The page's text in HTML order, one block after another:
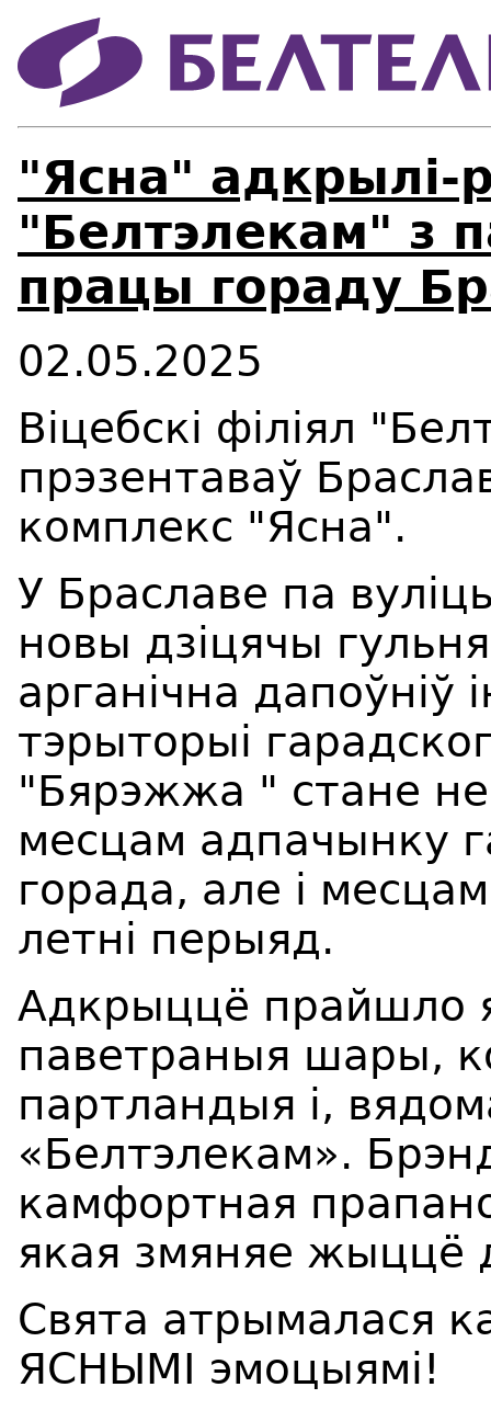
"Ясна" адкрылі-
"Белтэлекам" з
працы гораду
02.05.2025
Віцебскі філіял
прэзентаваў
комплекс "Ясна".
У Браславе па
новы дзіцячы
арганічна дапоўніў
тэрыторыі
"Бярэжжа " стане
месцам адпачынку
горада, але і
летні перыяд.
Адкрыццё прайшло
паветраныя шары,
партландыя і,
«Белтэлекам».
камфортная
якая змяняе жыццё
Свята атрымалася
ЯСНЫМІ эмоцыямі!